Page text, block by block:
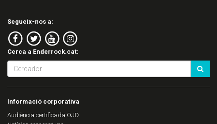
Segueix-nos a:
Cerca a Enderrock.cat:
Informació corporativa
Audiència certificada OJD